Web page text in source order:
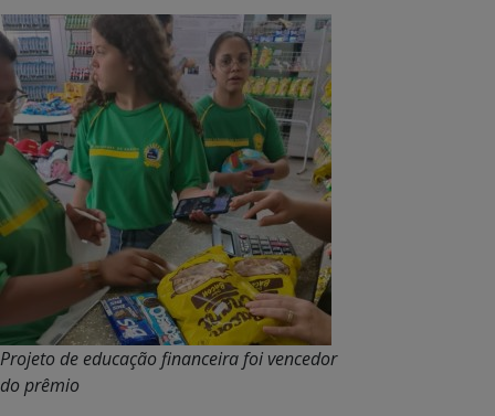
Projeto de educação financeira foi vencedor
do prêmio